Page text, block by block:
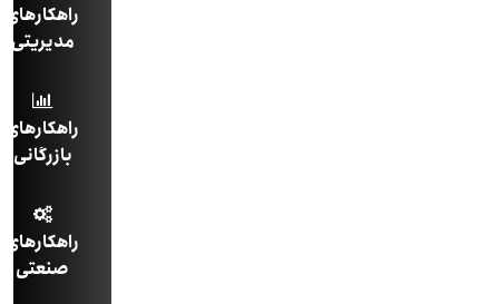
راهکارهای
مدیریتی
راهکارهای
بازرگانی
راهکارهای
صنعتی